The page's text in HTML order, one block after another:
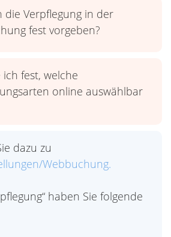
die Verpflegung in der
fest vorgeben?
ich fest, welche
online auswählbar
dazu zu
Webbuchung.
haben Sie folgende